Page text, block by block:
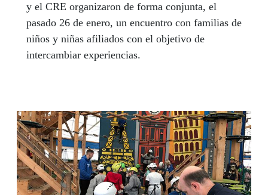
y el CRE organizaron de forma conjunta, el
pasado 26 de enero, un encuentro con familias de
niños y niñas afiliados con el objetivo de
intercambiar experiencias.